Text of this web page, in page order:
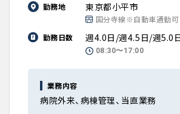
勤務地 東京都小平市
国分寺線※自動車通勤可
勤務日数
週4.0日/週4.5日/週5.0
08:30〜17:00
業務内容
病院外来、病棟管理、当直業務